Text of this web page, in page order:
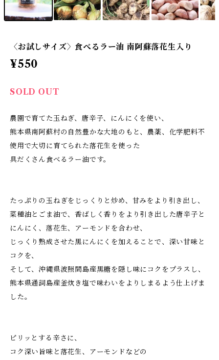
〈お試しサイズ〉食べるラー油 南阿蘇落花生入り
¥550
SOLD OUT
農園で育てた玉ねぎ、唐辛子、にんにくを使い、
熊本県南阿蘇村の自然豊かな大地のもと、農薬、化学肥料不
使用で大切に育てられた落花生を使った
具だくさん食べるラー油です。
たっぷりの玉ねぎをじっくりと炒め、甘みをより引き出し、
菜種油とごま油で、香ばしく香りをより引き出した唐辛子と
にんにく、落花生、アーモンドを合わせ、
じっくり熟成させた黒にんにくを加えることで、深い甘味と
コクを、
そして、沖縄県波照間島産黒糖を隠し味にコクをプラスし、
熊本県通詞島産釜炊き塩で味わいをよりしまるよう仕上げま
した。
ピリッとする辛さに、
コク深い旨味と落花生、アーモンドなどの